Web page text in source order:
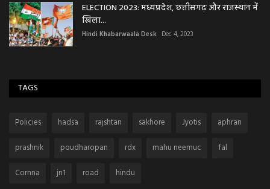
ELECTION 2023: मध्यप्रदेश, छत्तीसगढ़ और राजस्थान में
खिला...
Hindi Khabarwaala Desk Dec 4, 2023
TAGS
Policies hadsa rajshtan sakhore Jyotis
aphran
prashnik
poudharopan rdx mahu neemuc
fal
Cornna
jn1 road hindu